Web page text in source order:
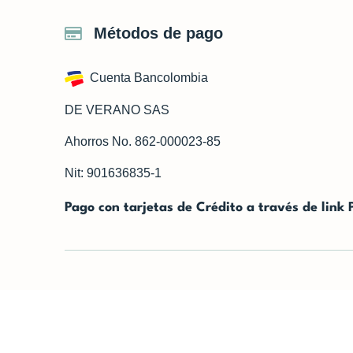
Métodos de pago
Cuenta Bancolombia
DE VERANO SAS
Ahorros No. 862-000023-85
Nit: 901636835-1
Pago con tarjetas de Crédito a través de link